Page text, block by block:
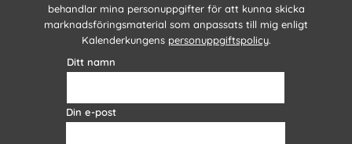
behandlar mina personuppgifter för att kunna skicka
marknadsföringsmaterial som anpassats till mig enligt
Kalenderkungens personuppgiftspolicy.
Ditt namn
Din e-post